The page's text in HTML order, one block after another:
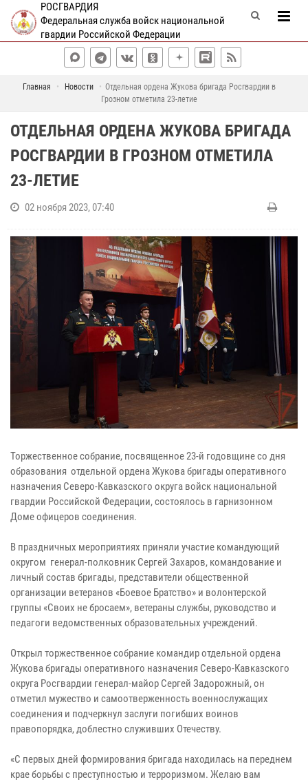
РОСГВАРДИЯ
Федеральная служба войск национальной
гвардии Российской Федерации
Главная Новости
Отдельная ордена Жукова бригада Росгвардии в
Грозном отметила 23-летие
ОТДЕЛЬНАЯ ОРДЕНА ЖУКОВА БРИГАДА
РОСГВАРДИИ В ГРОЗНОМ ОТМЕТИЛА
23-ЛЕТИЕ
02 ноября 2023, 07:40
Торжественное собрание, посвященное 23-й годовщине со дня
образования отдельной ордена Жукова бригады оперативного
назначения Северо-Кавказского округа войск национальной
гвардии Российской Федерации, состоялось в гарнизонном
Доме офицеров соединения.
В праздничных мероприятиях приняли участие командующий
округом генерал-полковник Сергей Захаров, командование и
личный состав бригады, представители общественной
организации ветеранов «Боевое Братство» и волонтерской
группы «Своих не бросаем», ветераны службы, руководство и
педагоги ведомственных образовательных учреждений.
Открыл торжественное собрание командир отдельной ордена
Жукова бригады оперативного назначения Северо-Кавказского
округа Росгвардии генерал-майор Сергей Задорожный, он
отметил мужество и самоотверженность военнослужащих
соединения и подчеркнул заслуги погибших воинов
правопорядка, доблестно служивших Отечеству.
«С первых дней формирования бригада находилась на переднем
крае борьбы с преступностью и терроризмом. Желаю вам